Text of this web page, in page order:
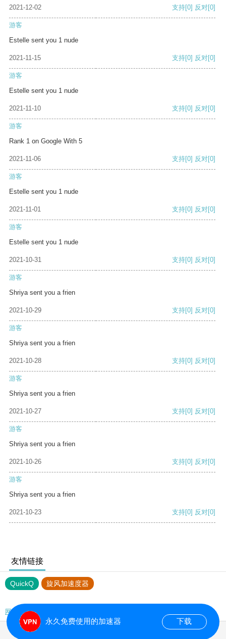
2021-12-02 支持[0] 反对[0]
游客
Estelle sent you 1 nude
2021-11-15 支持[0] 反对[0]
游客
Estelle sent you 1 nude
2021-11-10 支持[0] 反对[0]
游客
Rank 1 on Google With 5
2021-11-06 支持[0] 反对[0]
游客
Estelle sent you 1 nude
2021-11-01 支持[0] 反对[0]
游客
Estelle sent you 1 nude
2021-10-31 支持[0] 反对[0]
游客
Shriya sent you a frien
2021-10-29 支持[0] 反对[0]
游客
Shriya sent you a frien
2021-10-28 支持[0] 反对[0]
游客
Shriya sent you a frien
2021-10-27 支持[0] 反对[0]
游客
Shriya sent you a frien
2021-10-26 支持[0] 反对[0]
游客
Shriya sent you a frien
2021-10-23 支持[0] 反对[0]
友情链接
QuickQ 旋风加速度器
网站地图
永久免费使用的加速器 下载